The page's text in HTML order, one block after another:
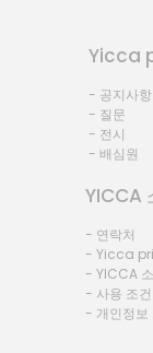
Yicca
- 공지사항
- 질문
- 전시
- 배심원
YICCA
- 연락처
- Yicca
- YICCA
- 사용 조건
- 개인정보